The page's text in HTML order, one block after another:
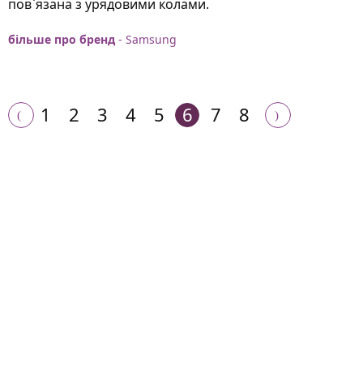
пов`язана з урядовими колами.
більше про бренд - Samsung
1 2 3 4 5 6 7 8